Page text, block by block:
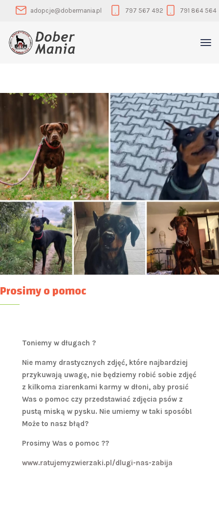
adopcje@dobermania.pl 797 567 492 791 864 564
Prosimy o pomoc
Toniemy w długach ?
Nie mamy drastycznych zdjęć, które najbardziej
przykuwają uwagę, nie będziemy robić sobie zdjęć
z kilkoma ziarenkami karmy w dłoni, aby prosić
Was o pomoc czy przedstawiać zdjęcia psów z
pustą miską w pysku. Nie umiemy w taki sposób!
Może to nasz błąd?
Prosimy Was o pomoc ??
www.ratujemyzwierzaki.pl/dlugi-nas-zabija